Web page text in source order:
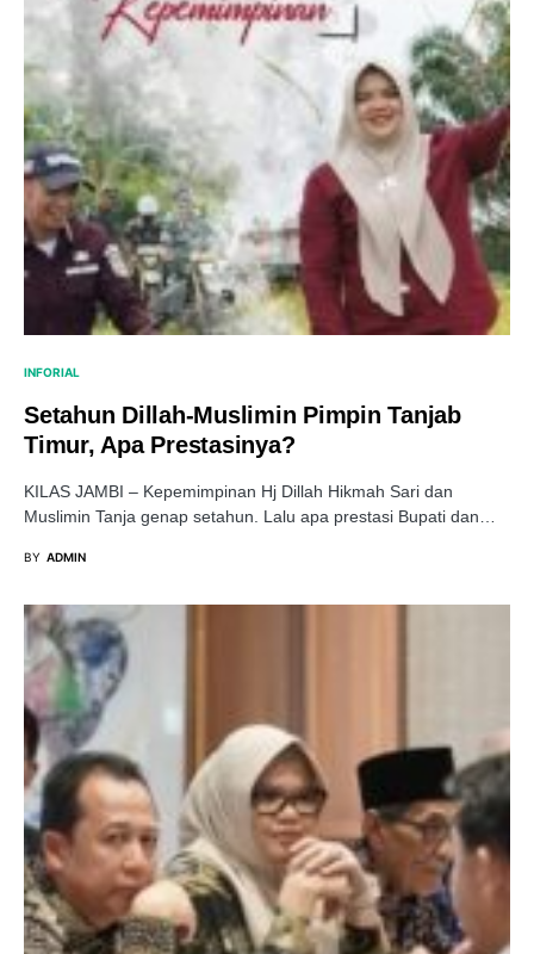
INFORIAL
Setahun Dillah-Muslimin Pimpin Tanjab
Timur, Apa Prestasinya?
KILAS JAMBI – Kepemimpinan Hj Dillah Hikmah Sari dan
Muslimin Tanja genap setahun. Lalu apa prestasi Bupati dan…
BY ADMIN